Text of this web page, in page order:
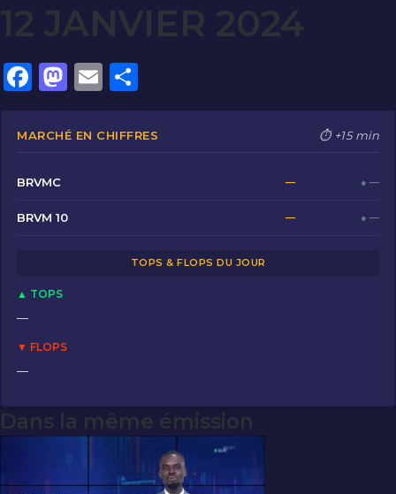
12 JANVIER 2024
F
a
c
b
o
o
M
a
st
o
n
E
m
ai
ar
ta
MARCHÉ EN CHIFFRES ⏱ +15 min
BRVMC — ● —
BRVM 10 — ● —
TOPS & FLOPS DU JOUR
▲ TOPS
—
▼ FLOPS
—
Dans la même émission